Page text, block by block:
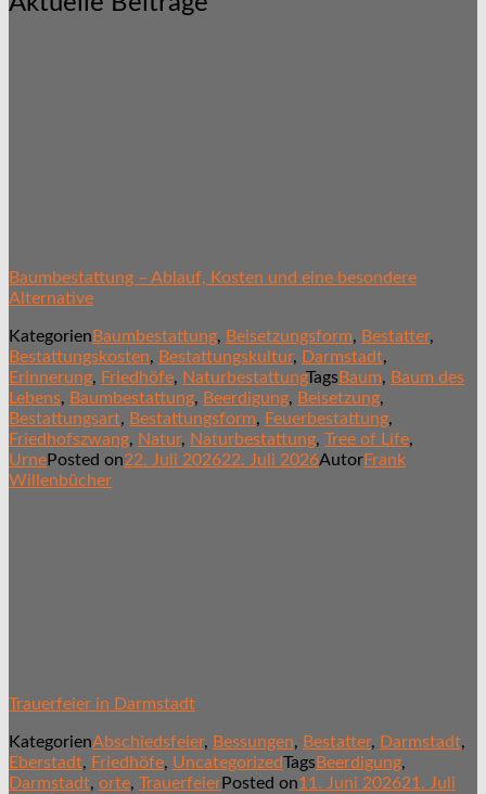
Baumbestattung – Ablauf, Kosten und eine besondere
Alternative
Kategorien Baumbestattung, Beisetzungsform, Bestatter,
Bestattungskosten, Bestattungskultur, Darmstadt,
Erinnerung, Friedhöfe, NaturbestattungTagsBaum, Baum des
Lebens, Baumbestattung, Beerdigung, Beisetzung,
Bestattungsart, Bestattungsform, Feuerbestattung,
Friedhofszwang, Natur, Naturbestattung, Tree of Life,
UrnePosted on22. Juli 202622. Juli 2026AutorFrank
Willenbücher
Trauerfeier in Darmstadt
KategorienAbschiedsfeier, Bessungen, Bestatter, Darmstadt,
Eberstadt, Friedhöfe, UncategorizedTagsBeerdigung,
Darmstadt, orte, TrauerfeierPosted on11. Juni 202621. Juli